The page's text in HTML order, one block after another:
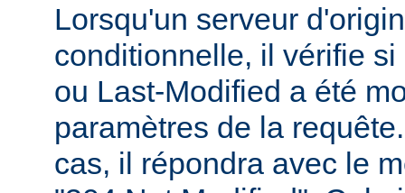
Lorsqu'un serveur
conditionnelle, il vérifie
ou Last-Modified a été
paramètres de la
cas, il répondra avec le